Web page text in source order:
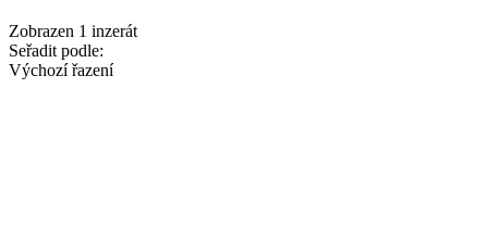
Zobrazen 1 inzerát
Seřadit podle:
Výchozí řazení